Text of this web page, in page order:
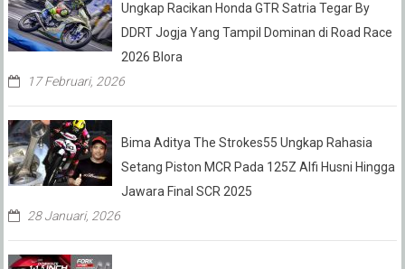
Ungkap Racikan Honda GTR Satria Tegar By
DDRT Jogja Yang Tampil Dominan di Road Race
2026 Blora
17 Februari, 2026
Bima Aditya The Strokes55 Ungkap Rahasia
Setang Piston MCR Pada 125Z Alfi Husni Hingga
Jawara Final SCR 2025
28 Januari, 2026